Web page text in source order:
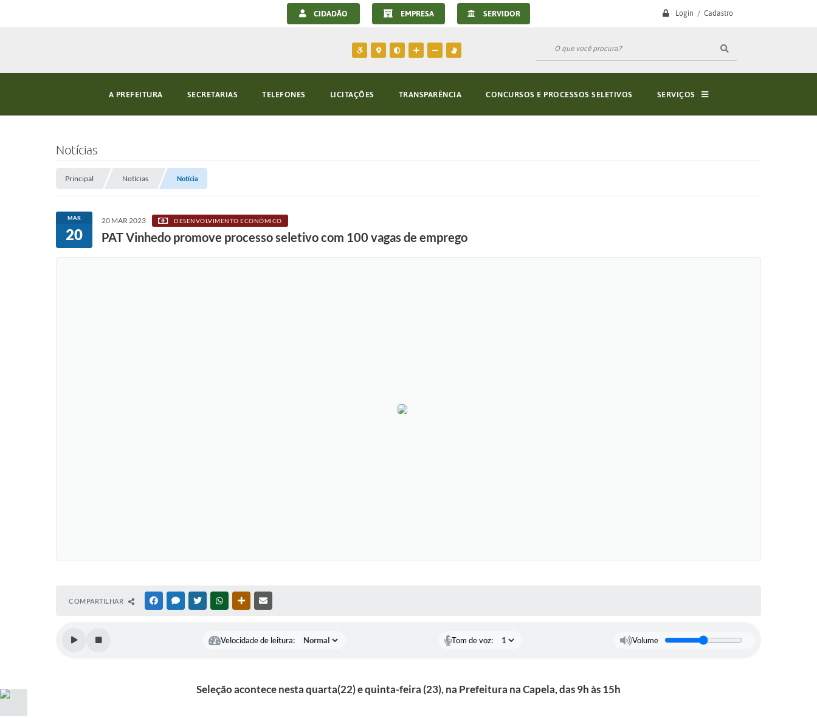
Login / Cadastro
CIDADÃO EMPRESA SERVIDOR
A PREFEITURA SECRETARIAS TELEFONES LICITAÇÕES TRANSPARÊNCIA CONCURSOS E PROCESSOS SELETIVOS SERVIÇOS
Notícias
Principal Notícias Notícia
MAR
20
20 MAR 2023 DESENVOLVIMENTO ECONÔMICO
PAT Vinhedo promove processo seletivo com 100 vagas de emprego
COMPARTILHAR FACEBOOKMESSENGER
TWITTERWHATSAPPOUTRAS MÍDIAS
Velocidade de leitura: Tom de voz: Volume
Seleção acontece nesta quarta(22) e quinta-feira (23), na Prefeitura na Capela, das 9h às 15h